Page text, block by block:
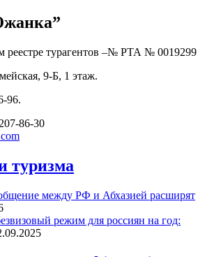
реестре турагентов –№ РТА № 0019299
9-Б, 1 этаж.
96.
86-30
туризма
между РФ и Абхазией расширят
режим для россиян на год: